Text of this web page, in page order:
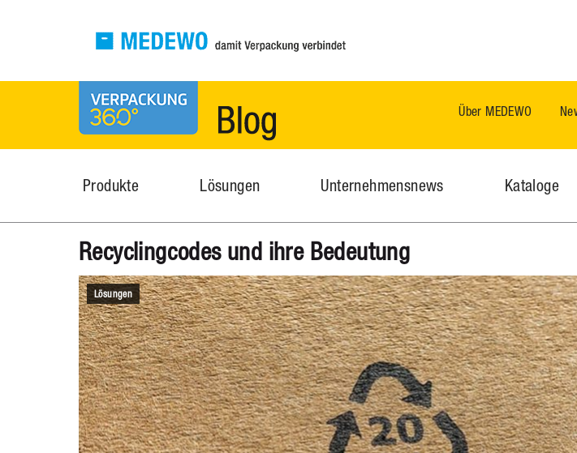
MEDEWO Verpackungen
News Über MEDEWO
Produkte Lösungen Unternehmensnews Kataloge
Recyclingcodes und ihre Bedeutung
Lösungen